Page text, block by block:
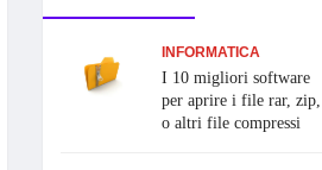
INFORMATICA
I 10 migliori software
per aprire i file rar, zip,
o altri file compressi